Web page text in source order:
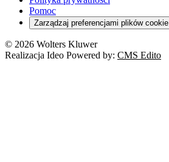
Pomoc
Zarządzaj preferencjami plików cookie
© 2026 Wolters Kluwer
Realizacja Ideo Powered by: CMS Edito